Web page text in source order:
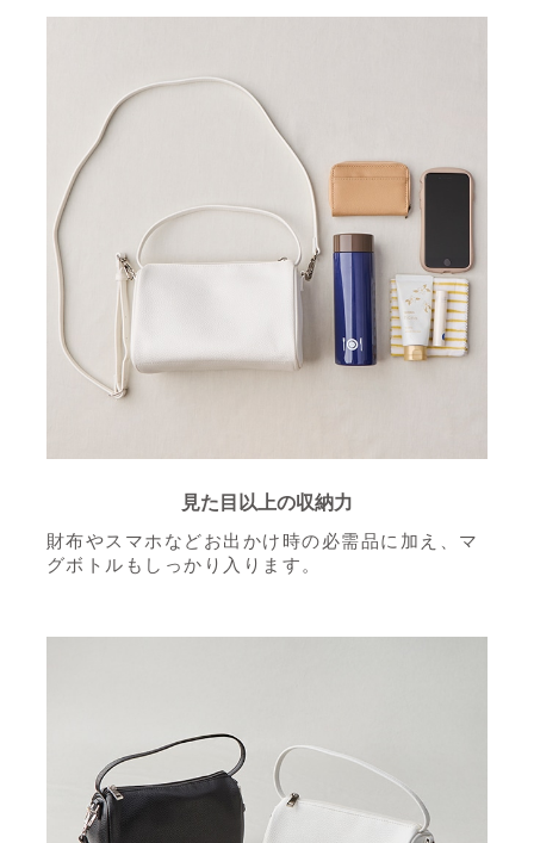
見た目以上の収納力
財布やスマホなどお出かけ時の必需品に加え、マ
グボトルもしっかり入ります。